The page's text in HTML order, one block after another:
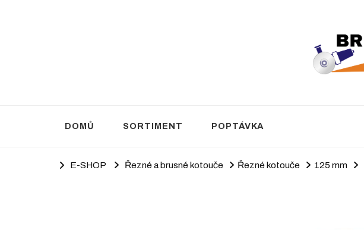
DOMŮ SORTIMENT POPTÁVKA
E-SHOP Řezné a brusné kotouče Řezné kotouče 125 mm